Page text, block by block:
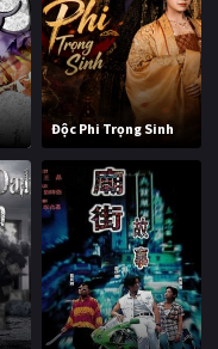
Độc Phi Trọng Sinh